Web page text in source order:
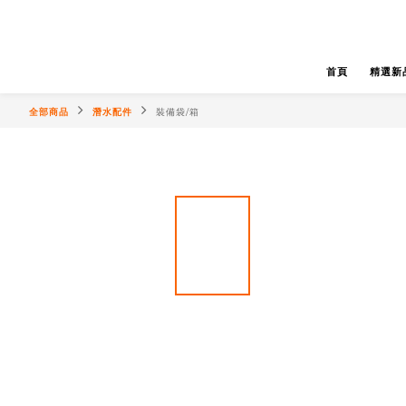
首頁 精選新
全部商品 潛水配件 裝備袋/箱